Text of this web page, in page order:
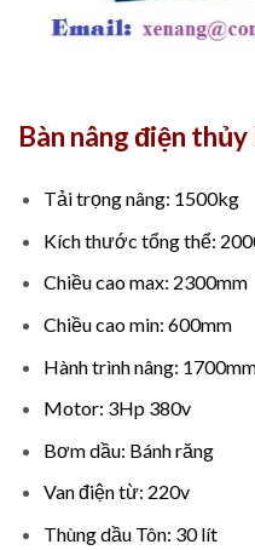
Bàn nâng điện
Tải trọng nâng: 1500kg
Kích thước tổng thể:
Chiều cao max: 2300mm
Chiều cao min: 600mm
Hành trình nâng:
Motor: 3Hp 380v
Bơm dầu: Bánh răng
Van điện từ: 220v
Thùng dầu Tôn: 30 lít